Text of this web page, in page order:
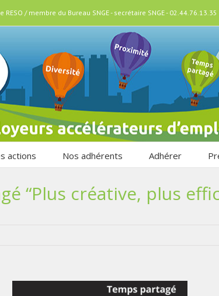
RESO / membre du Bureau SNGE - secrétaire SNGE - 02.44.76.13.35
actions Nos adhérents Adhérer
“Plus créative, plus